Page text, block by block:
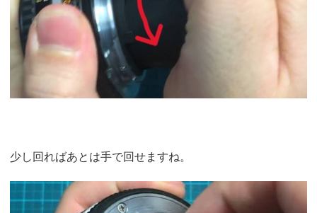
少し回ればあとは手で回せますね。